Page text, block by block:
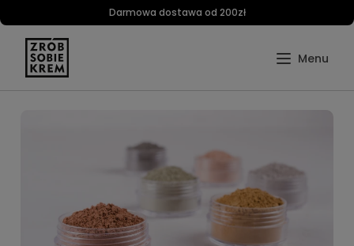
Darmowa dostawa od 200zł